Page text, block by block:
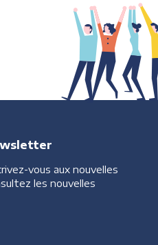
vous aux nouvelles
les nouvelles